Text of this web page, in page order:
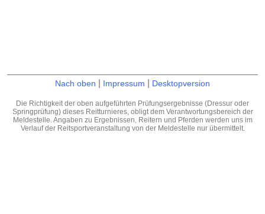
Nach oben Impressum Desktopversion
Die Richtigkeit der oben aufgeführten Prüfungsergebnisse (Dressur oder
Springprüfung) dieses Reitturnieres, obligt dem Verantwortungsbereich der
Meldestelle. Angaben zu Ergebnissen, Reitern und Pferden werden uns im
Verlauf der Reitsportveranstaltung von der Meldestelle nur übermittelt.